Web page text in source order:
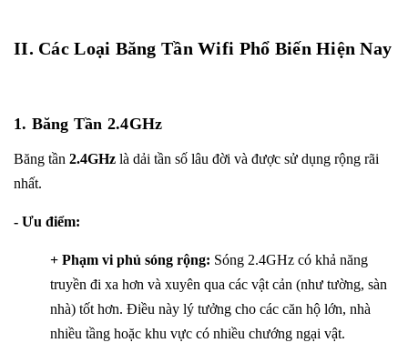
II. Các Loại Băng Tần Wifi Phổ Biến Hiện Nay
1. Băng Tần 2.4GHz
Băng tần 2.4GHz là dải tần số lâu đời và được sử dụng rộng rãi
nhất.
- Ưu điểm:
+ Phạm vi phủ sóng rộng: Sóng 2.4GHz có khả năng
truyền đi xa hơn và xuyên qua các vật cản (như tường, sàn
nhà) tốt hơn. Điều này lý tưởng cho các căn hộ lớn, nhà
nhiều tầng hoặc khu vực có nhiều chướng ngại vật.